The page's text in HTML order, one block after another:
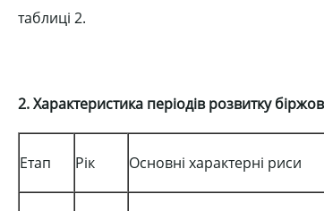
таблиці 2.
2. Характеристика періодів розвитку
Етап Рік Основні характерні риси